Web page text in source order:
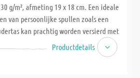
g/m², afmeting 19 x 18 cm. Een ideale
van persoonlijke spullen zoals een
kan prachtig worden versierd met
Individueel versierd is de
Productdetails